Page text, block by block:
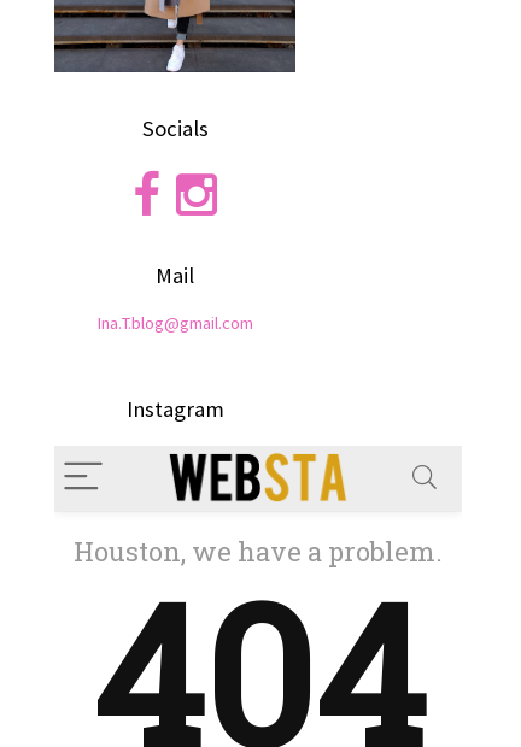
Socials
Mail
Ina.T.blog@gmail.com
Instagram